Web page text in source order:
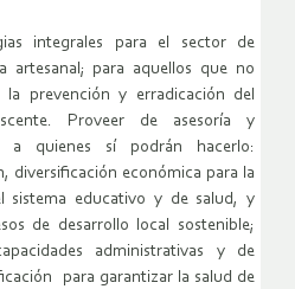
integrales para el sector de
artesanal; para aquellos que no
la prevención y erradicación del
Proveer de asesoría y
a quienes sí podrán hacerlo:
diversificación económica para la
sistema educativo y de salud, y
de desarrollo local sostenible;
administrativas y de
para garantizar la salud de